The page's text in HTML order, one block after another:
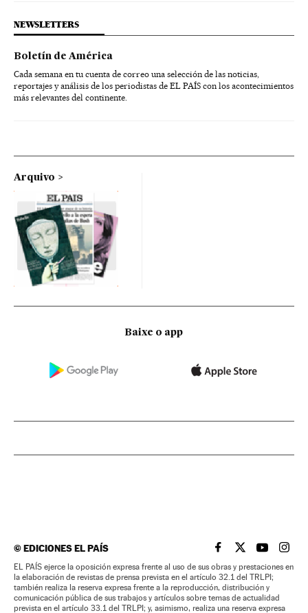
NEWSLETTERS
Boletín de América
Cada semana en tu cuenta de correo una selección de las noticias,
reportajes y análisis de los periodistas de EL PAÍS con los acontecimientos
más relevantes del continente.
Arquivo
Baixe o app
©EDICIONES EL PAÍS EL PAÍS BRASIL EN
EL PAÍSEL PAÍS
EL
EL PAÍS ejerce la oposición expresa frente al uso de sus obras y prestaciones en
la elaboración de revistas de prensa prevista en el artículo 32.1 del TRLPI;
también realiza la reserva expresa frente a la reproducción, distribución y
comunicación pública de sus trabajos y artículos sobre temas de actualidad
prevista en el artículo 33.1 del TRLPI; y, asimismo, realiza una reserva expresa